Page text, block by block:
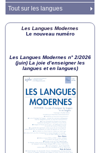
Tout sur les langues
Les Langues Modernes
Le nouveau numéro
Les Langues Modernes n° 2/2026
(juin) La joie d’enseigner les
langues et en langues)